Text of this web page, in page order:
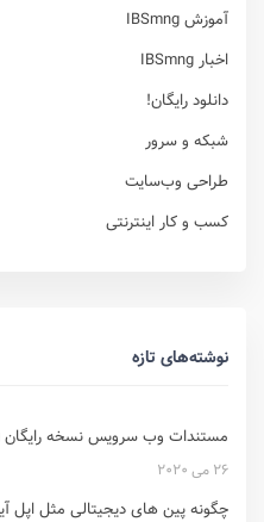
آموزش IBSmng
اخبار IBSmng
دانلود رایگان!
شبکه و سرور
طراحی وب‌سایت
کسب و کار اینترنتی
نوشته‌های تازه
مستندات وب سرویس نسخه رایگان IBSng
26 می 2020